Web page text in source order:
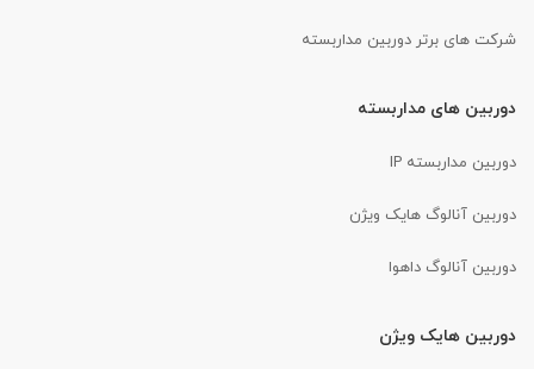
شرکت های برتر دوربین مداربسته
دوربین های مداربسته
دوربین مداربسته IP
دوربین آنالوگ هایک ویژن
دوربین آنالوگ داهوا
دوربین هایک ویژن